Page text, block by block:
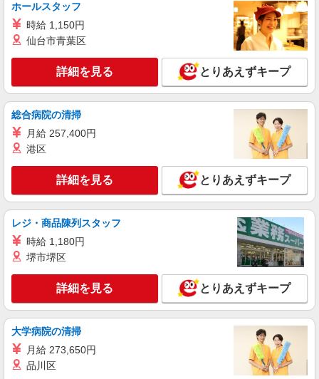
詳細を見る
アルバイト パート 派遣社員 紹介予定派遣
日研トータルソーシング株式会社 メディカルケア事業部/仙台オフィ
ス
介護スタッフ／資格あり or 経験者
給1,280円〜 ◆初任者研修・未経験：時給1,280
円〜 ◆初任者研修・経験者：時給1,310円〜 ◆介
護福祉士：時給1,330円〜 ※経験者は3ヶ月以上 ※
給与幅は経験・能力による ★週払いOK（規定あ
り）
宮城県大崎市 【最寄駅】JR陸羽東線「有備
やすいエリアなど、お好きな勤務地をお選び下さ
い！！
キープ 詳細を見る
アルバイト パート
日研トータルソーシング株式会社 メディカルケア事業部/仙台オフィ
介護スタッフ／資格あり or 経験者
時給1,280円〜1,330円 ◆無資格・経験者：時
給1,280円〜 ◆初任者研修・未経験：時給1,280
円〜 ◆初任者研修・経験者：時給1,310円〜 ◆介
護福祉士：時給1,330円〜 ※経験者は3ヶ月以上 ※
宮城県大崎市 【最寄駅】JR東北本線「松山
やすいエリアなど、お好きな勤務地をお選び下さ
ホールスタッフ
時給 1,150円
仙台市青葉区
詳細を見る とりあえずキープ
総合病院の清掃
月給 257,400円
港区
詳細を見る とりあえずキープ
レジ・商品陳列スタッフ
時給 1,180円
堺市堺区
詳細を見る とりあえずキープ
大学病院の清掃
月給 273,650円
品川区